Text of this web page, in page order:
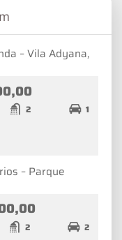
– Vila Adyana,
2 1
– Parque
2 2